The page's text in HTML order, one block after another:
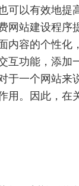
可以有效地提
网站建设程序
容的个性化，
互功能，添加
一个网站来说
用。因此，在